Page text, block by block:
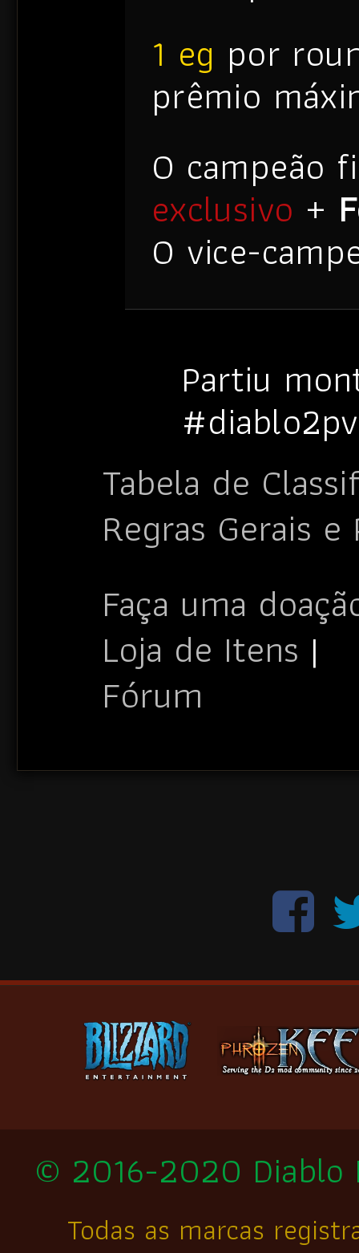
1 eg por
prêmio
O campeão
exclusivo +
O vice-
Partiu
Tabela de
Regras Gerais e
Faça uma
Loja de Itens |
Fórum
© 2016-2020 Diablo
Todas as marcas